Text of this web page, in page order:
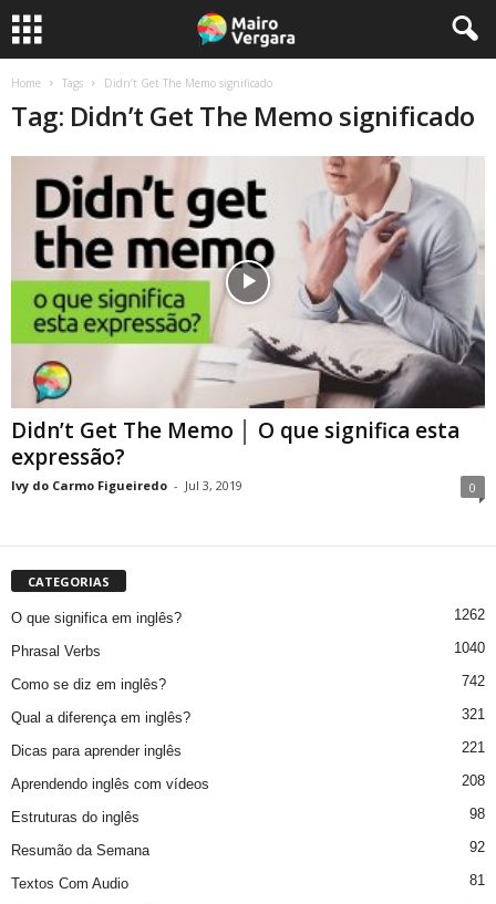
Home Tags Didn’t Get The Memo significado
Tag: Didn’t Get The Memo significado
Didn’t Get The Memo │ O que significa esta
expressão?
Ivy do Carmo Figueiredo - Jul 3, 2019 0
CATEGORIAS
O que significa em inglês? 1262
Phrasal Verbs 1040
Como se diz em inglês? 742
Qual a diferença em inglês? 321
Dicas para aprender inglês 221
Aprendendo inglês com vídeos 208
Estruturas do inglês 98
Resumão da Semana 92
Textos Com Audio 81